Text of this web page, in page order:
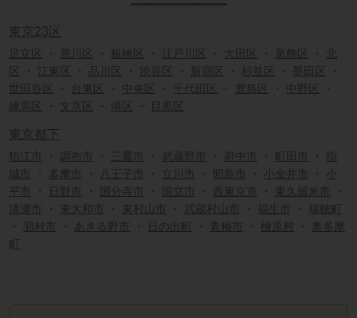
東京23区
足立区 ・ 荒川区 ・板橋区 ・ 江戸川区 ・ 大田区 ・ 葛飾区 ・ 北
区
・ 江東区 ・ 品川区 ・ 渋谷区 ・ 新宿区 ・杉並区 ・ 墨田区
・
世田谷区
・ 台東区 ・ 中央区 ・ 千代田区 ・ 豊島区 ・ 中野区
・
練馬区
・ 文京区 ・ 港区 ・ 目黒区
東京都下
狛江市 ・ 調布市 ・ 三鷹市 ・ 武蔵野市 ・ 府中市 ・ 町田市 ・ 稲
城市
・ 多摩市 ・ 八王子市 ・ 立川市 ・ 昭島市 ・ 小金井市 ・ 小
平市
・ 日野市 ・ 国分寺市 ・ 国立市 ・ 西東京市 ・ 東久留米市
・
清瀬市
・ 東大和市 ・ 東村山市 ・ 武蔵村山市 ・ 福生市 ・
瑞穂町
・ 羽村市 ・ あきる野市 ・ 日の出町 ・ 青梅市 ・ 檜原村 ・
奥多摩
町